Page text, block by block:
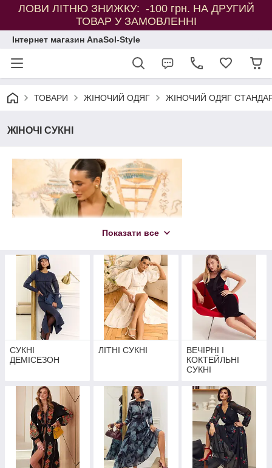
ЛОВИ ЛІТНЮ ЗНИЖКУ: -100 грн. НА ДРУГИЙ
ТОВАР У ЗАМОВЛЕННІ
Інтернет магазин AnaSol-Style
ТОВАРИ ЖІНОЧИЙ ОДЯГ ЖІНОЧИЙ ОДЯГ
ЖІНОЧІ СУКНІ
Показати все
СУКНІ
ДЕМІСЕЗОН
ЛІТНІ СУКНІ
ВЕЧІРНІ І
КОКТЕЙЛЬНІ
СУКНІ